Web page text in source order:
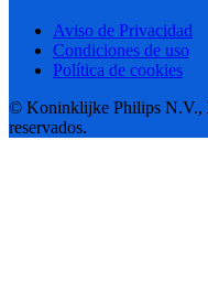
Aviso de Privacidad
Condiciones de uso
Política de cookies
© Koninklijke Philips N.V.,
reservados.